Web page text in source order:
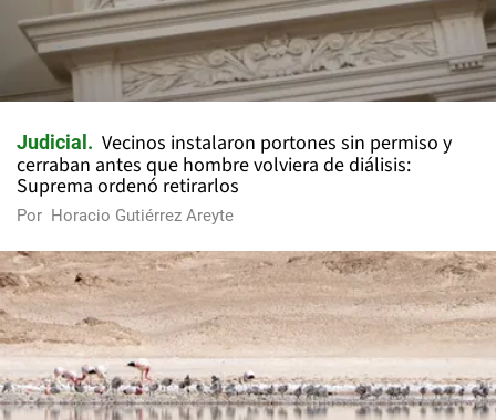
Judicial
Vecinos instalaron portones sin permiso y
cerraban antes que hombre volviera de diálisis:
Suprema ordenó retirarlos
Por Horacio Gutiérrez Areyte